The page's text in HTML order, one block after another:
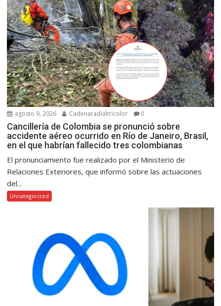
agosto 9, 2026 Cadenaradialtricolor 0
Cancillería de Colombia se pronunció sobre
accidente aéreo ocurrido en Río de Janeiro, Brasil,
en el que habrían fallecido tres colombianas
El pronunciamiento fue realizado por el Ministerio de
Relaciones Exteriores, que informó sobre las actuaciones
del...
Uncategorized